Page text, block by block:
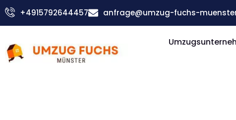
Zum
Inhalt
+4915792644457 anfrage@umzug-fuchs-